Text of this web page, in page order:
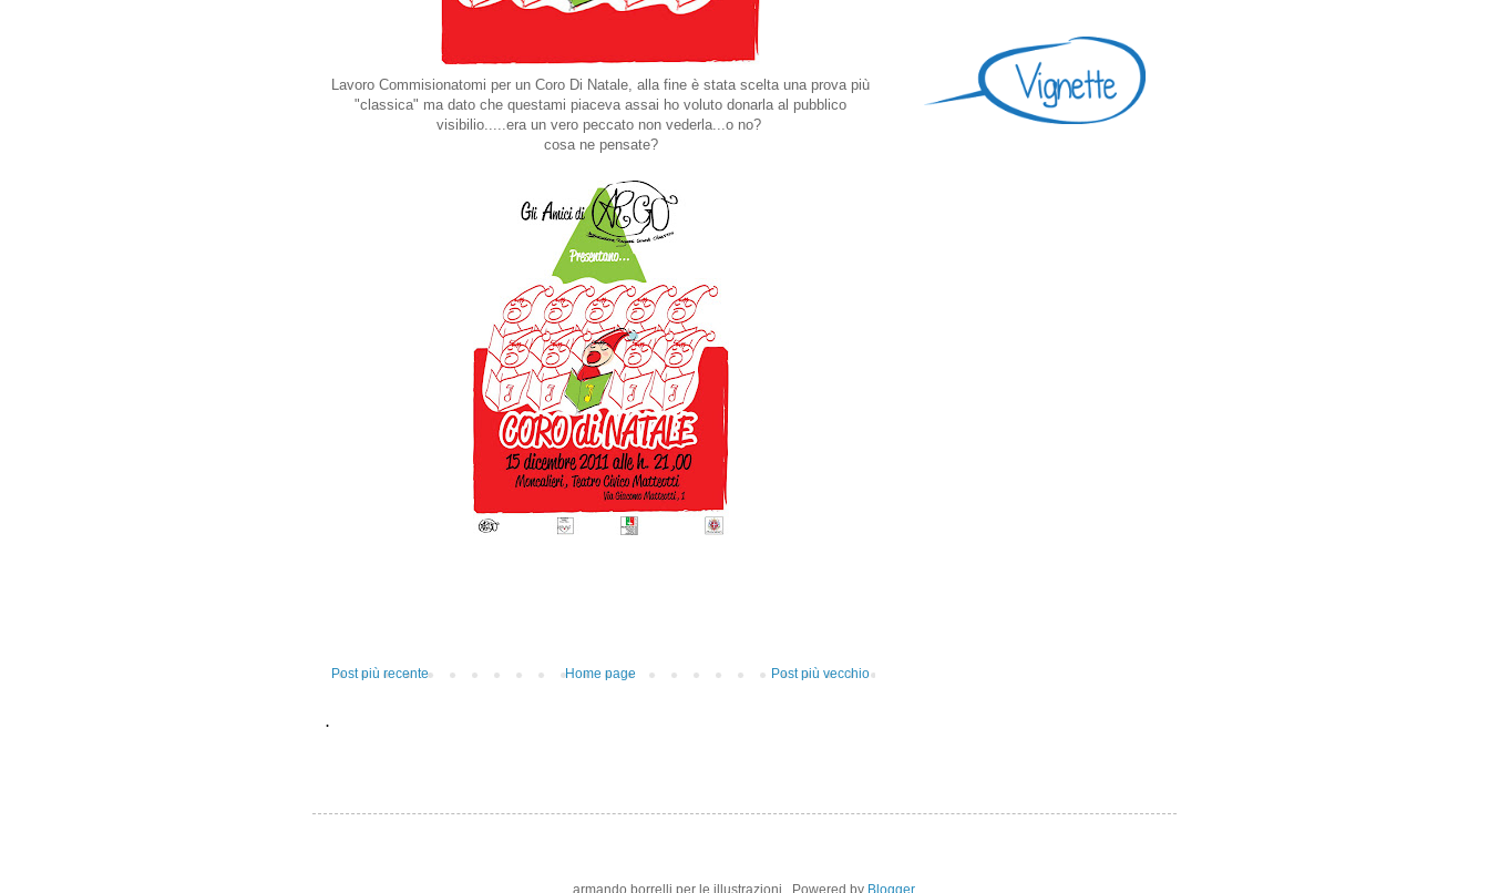
Lavoro Commisionatomi per un Coro Di Natale, alla fine è stata scelta una prova più
"classica" ma dato che questami piaceva assai ho voluto donarla al pubblico
visibilio.....era un vero peccato non vederla...o no?
cosa ne pensate?
Post più recente Post più vecchio
Home page
.
armando borrelli per le illustrazioni.. Powered by Blogger.